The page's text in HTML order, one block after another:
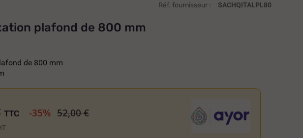
Réf. fournisseur : SACHQITALPL80
plafond de 800 mm
de 800 mm
TTC -35% 52,00 €